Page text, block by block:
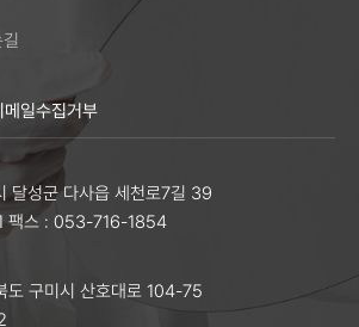
메일수집거부
달성군 다사읍 세천로7길 39
팩스 : 053-716-1854
구미시 산호대로 104-75